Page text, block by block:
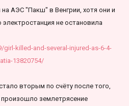
АЭС "Пакш" в Венгрии, хотя они и
не остановила
killed-and-several-injured-as-6-4-
13820754/
вторым по счёту после того,
произошло землетрясение